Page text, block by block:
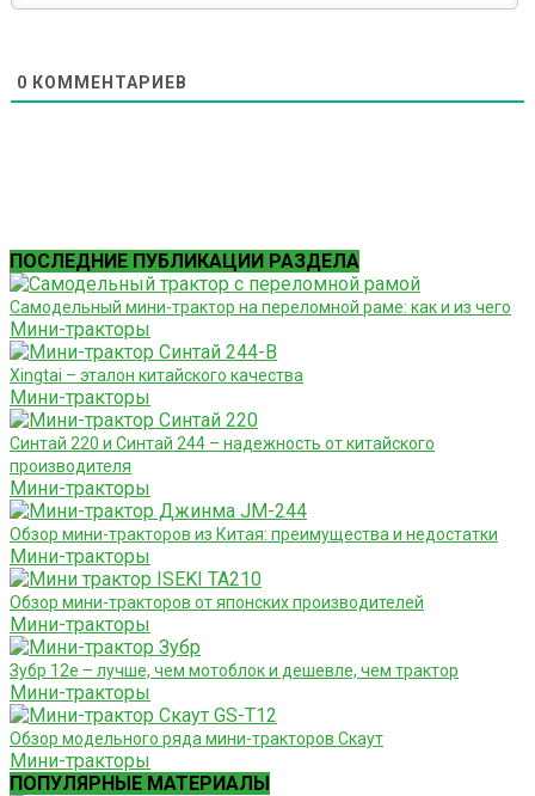
0 КОММЕНТАРИЕВ
ПОСЛЕДНИЕ ПУБЛИКАЦИИ РАЗДЕЛА
Самодельный мини-трактор на переломной раме: как и из чего
Мини-тракторы
Xingtai – эталон китайского качества
Мини-тракторы
Синтай 220 и Синтай 244 – надежность от китайского
производителя
Мини-тракторы
Обзор мини-тракторов из Китая: преимущества и недостатки
Мини-тракторы
Обзор мини-тракторов от японских производителей
Мини-тракторы
Зубр 12е – лучше, чем мотоблок и дешевле, чем трактор
Мини-тракторы
Обзор модельного ряда мини-тракторов Скаут
Мини-тракторы
ПОПУЛЯРНЫЕ МАТЕРИАЛЫ